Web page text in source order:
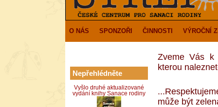
O NÁS SPONZOŘI ČINNOSTI VÝROČNÍ
Nepřehlédněte
Vyšlo druhé aktualizované
vydání knihy Sanace rodiny
Zveme Vás k
kterou
může být